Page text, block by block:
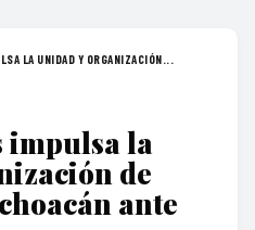
LA UNIDAD Y ORGANIZACIÓN...
impulsa la
de
ante